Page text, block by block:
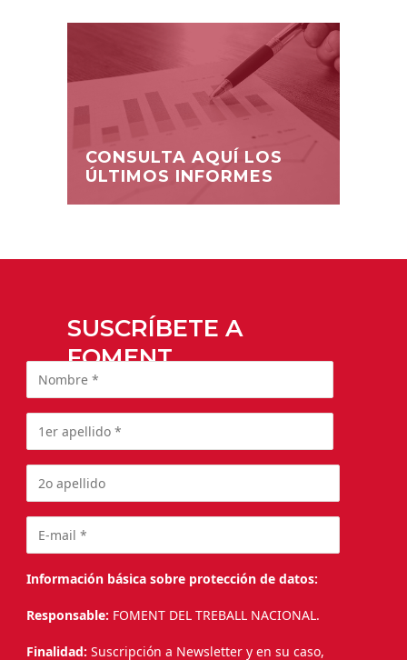
CONSULTA AQUÍ LOS
ÚLTIMOS INFORMES
SUSCRÍBETE A
FOMENT
Información básica sobre protección de datos:
Responsable: FOMENT DEL TREBALL NACIONAL.
Finalidad: Suscripción a Newsletter y en su caso,